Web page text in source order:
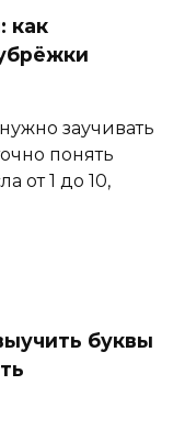
как
заучивать
понять
от 1 до 10,
буквы